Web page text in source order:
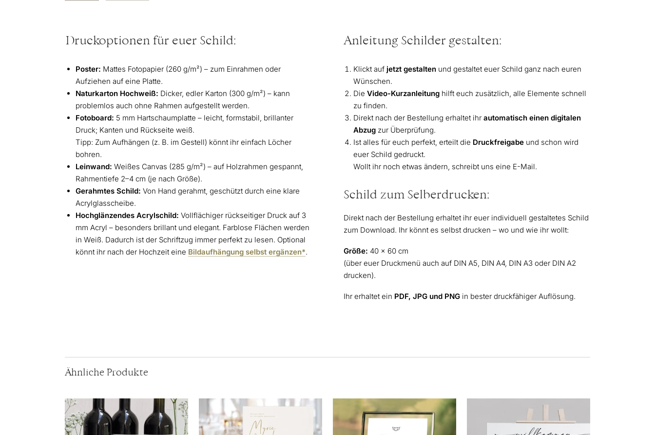
Druckoptionen für euer Schild:
Poster: Mattes Fotopapier (260 g/m²) – zum Einrahmen oder
Aufziehen auf eine Platte.
Naturkarton Hochweiß: Dicker, edler Karton (300 g/m²) – kann
problemlos auch ohne Rahmen aufgestellt werden.
Fotoboard: 5 mm Hartschaumplatte – leicht, formstabil, brillanter
Druck; Kanten und Rückseite weiß.
Tipp: Zum Aufhängen (z. B. im Gestell) könnt ihr einfach Löcher
bohren.
Leinwand: Weißes Canvas (285 g/m²) – auf Holzrahmen gespannt,
Rahmentiefe 2–4 cm (je nach Größe).
Gerahmtes Schild: Von Hand gerahmt, geschützt durch eine klare
Acrylglasscheibe.
Hochglänzendes Acrylschild: Vollflächiger rückseitiger Druck auf 3
mm Acryl – besonders brillant und elegant. Farblose Flächen werden
in Weiß. Dadurch ist der Schriftzug immer perfekt zu lesen. Optional
könnt ihr nach der Hochzeit eine Bildaufhängung selbst ergänzen*.
Anleitung Schilder gestalten:
Klickt auf jetzt gestalten und gestaltet euer Schild ganz nach euren
Wünschen.
Die Video-Kurzanleitung hilft euch zusätzlich, alle Elemente schnell
zu finden.
Direkt nach der Bestellung erhaltet ihr automatisch einen digitalen
Abzug zur Überprüfung.
Ist alles für euch perfekt, erteilt die Druckfreigabe und schon wird
euer Schild gedruckt.
Wollt ihr noch etwas ändern, schreibt uns eine E-Mail.
Schild zum Selberdrucken:
Direkt nach der Bestellung erhaltet ihr euer individuell gestaltetes Schild
zum Download. Ihr könnt es selbst drucken – wo und wie ihr wollt:
Größe: 40 x 60 cm
(über euer Druckmenü auch auf DIN A5, DIN A4, DIN A3 oder DIN A2
drucken).
Ihr erhaltet ein PDF, JPG und PNG in bester druckfähiger Auflösung.
Ähnliche Produkte
Dieses
Produkt
weist
Dieses
Produkt
weist
weist